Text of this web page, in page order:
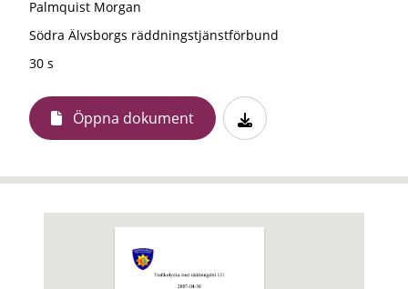
Palmquist Morgan
Södra Älvsborgs räddningstjänstförbund
30 s
Öppna dokument